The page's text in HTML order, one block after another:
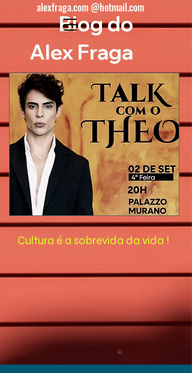
Cultura é a sobrevida da vida !
Blog do
Alex Fraga
alexfraga.com @hotmail.com